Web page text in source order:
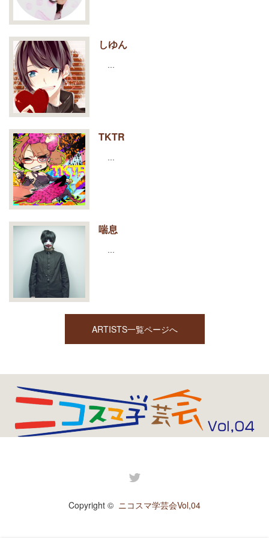
しゆん
…
TKTR
…
喘息
…
ARTISTS一覧ページへ
Copyright © ニコスマ学芸会Vol,04